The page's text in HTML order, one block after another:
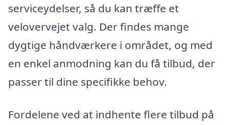
serviceydelser, så du kan træffe et
velovervejet valg. Der findes mange
dygtige håndværkere i området, og med
en enkel anmodning kan du få tilbud, der
passer til dine specifikke behov.
Fordelene ved at indhente flere tilbud på